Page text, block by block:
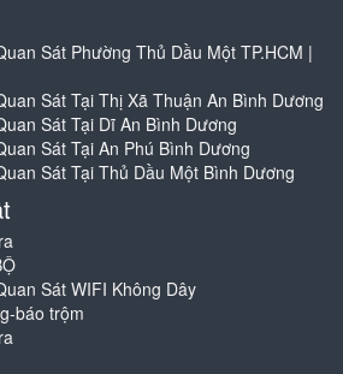
Sát Phường Thủ Dầu Một TP.HCM |
Sát Tại Thị Xã Thuận An Bình Dương
Sát Tại Dĩ An Bình Dương
Sát Tại An Phú Bình Dương
Sát Tại Thủ Dầu Một Bình Dương
Sát WIFI Không Dây
báo trộm